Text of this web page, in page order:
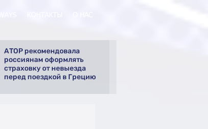
АТОР рекомендовала
россиянам оформлять
страховку от невыезда
перед поездкой в Грецию